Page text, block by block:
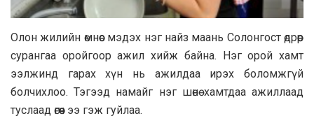
Олон жилийн ѳмнѳѳс мэдэх нэг найз маань Солонгост ѳдрѳѳр
сурангаа оройгоор ажил хийж байна. Нэг орой хамт
ээлжинд гарах хүн нь ажилдаа ирэх боломжгүй
болчихлоо. Тэгээд намайг нэг шѳнѳ хамтдаа ажиллаад
туслаад ѳгѳѳч ээ гэж гуйлаа.